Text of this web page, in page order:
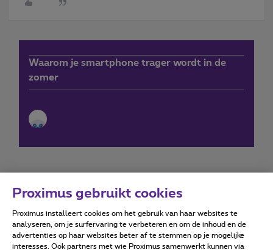
Waarom je smartphone trager wordt in de
zomer
Forumvoorwaarden Accessibility statement
Proximus gebruikt cookies
Proximus installeert cookies om het gebruik van haar websites te
analyseren, om je surfervaring te verbeteren en om de inhoud en de
advertenties op haar websites beter af te stemmen op je mogelijke
interesses. Ook partners met wie Proximus samenwerkt kunnen via